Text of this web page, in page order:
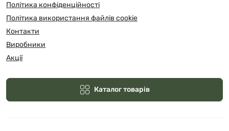
Політика конфіденційності
Політика використання файлів cookie
Контакти
Виробники
Акції
Каталог товарів